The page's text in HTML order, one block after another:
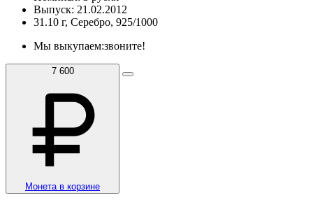
Выпуск: 21.02.2012
31.10 г, Серебро, 925/1000
Мы выкупаем:звоните!
7 600
Монета в корзине